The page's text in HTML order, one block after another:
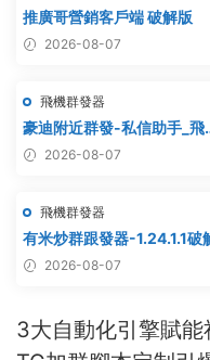
推廣哥營銷客戶端 破解版
2026-08-07
飛機群發器
豪迪附近群發-私信助手_飛
附近群發,TG電報附近私
2026-08-07
飛機群發器
有米炒群跟發器-1.24.1.1破
版 2026-08-07
3大自動化引擎賦